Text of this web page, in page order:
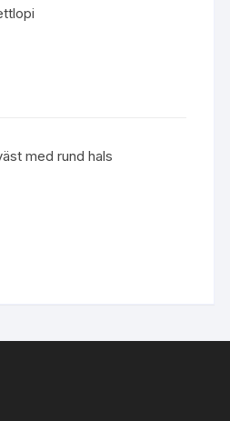
med rund hals